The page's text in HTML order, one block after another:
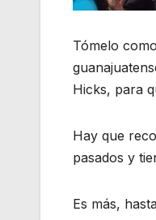
Tómelo
Hicks, para
Hay que
pasados y
Es más,